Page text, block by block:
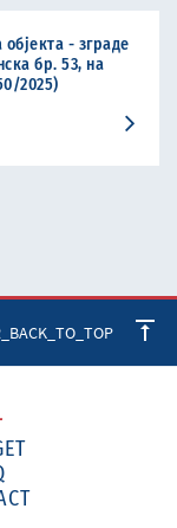
- зграде
бр. 53, на
2025)